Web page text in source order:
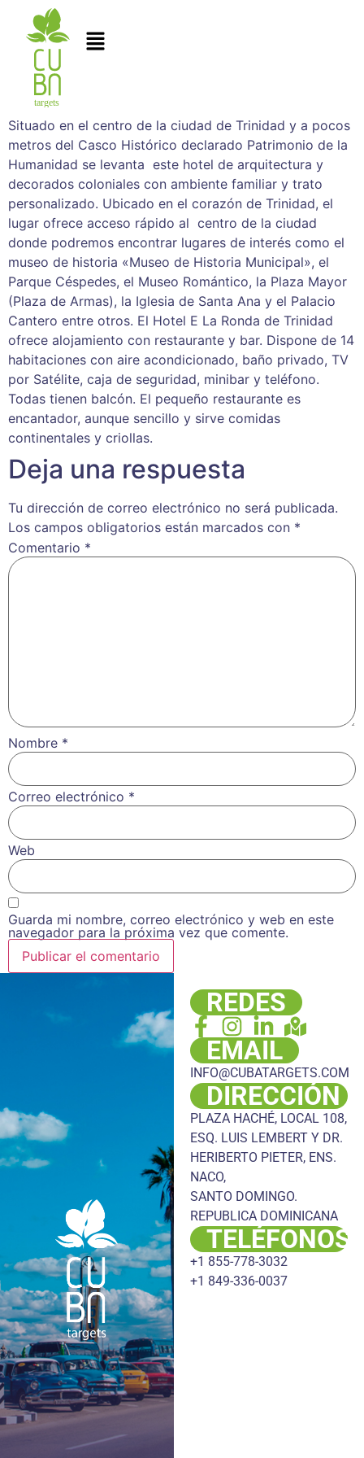
Situado en el centro de la ciudad de Trinidad y a pocos
metros del Casco Histórico declarado Patrimonio de la
Humanidad se levanta este hotel de arquitectura y
decorados coloniales con ambiente familiar y trato
personalizado. Ubicado en el corazón de Trinidad, el
lugar ofrece acceso rápido al centro de la ciudad
donde podremos encontrar lugares de interés como el
museo de historia «Museo de Historia Municipal», el
Parque Céspedes, el Museo Romántico, la Plaza Mayor
(Plaza de Armas), la Iglesia de Santa Ana y el Palacio
Cantero entre otros. El Hotel E La Ronda de Trinidad
ofrece alojamiento con restaurante y bar. Dispone de 14
habitaciones con aire acondicionado, baño privado, TV
por Satélite, caja de seguridad, minibar y teléfono.
Todas tienen balcón. El pequeño restaurante es
encantador, aunque sencillo y sirve comidas
continentales y criollas.
Deja una respuesta
Tu dirección de correo electrónico no será publicada.
Los campos obligatorios están marcados con *
Comentario *
Nombre *
Correo electrónico *
Web
Guarda mi nombre, correo electrónico y web en este
navegador para la próxima vez que comente.
REDES
EMAIL
INFO@CUBATARGETS.COM
DIRECCIÓN
PLAZA HACHÉ, LOCAL 108,
ESQ. LUIS LEMBERT Y DR.
HERIBERTO PIETER, ENS.
NACO,
SANTO DOMINGO.
REPUBLICA DOMINICANA
TELÉFONOS
+1 855-778-3032
+1 849-336-0037